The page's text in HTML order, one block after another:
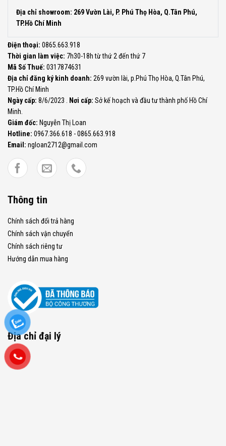
Địa chỉ showroom: 269 Vườn Lài, P. Phú Thọ Hòa, Q.Tân Phú,
TP.Hồ Chí Minh
Điện thoại: 0865.663.918
Thời gian làm việc: 7h30-18h từ thứ 2 đến thứ 7
Mã Số Thuế: 0317874631
Địa chỉ đăng ký kinh doanh: 269 vườn lài, p.Phú Thọ Hòa, Q.Tân Phú,
TP.Hồ Chí Minh
Ngày cấp: 8/6/2023 . Nơi cấp: Sở kế hoạch và đầu tư thành phố Hồ Chí
Minh.
Giám đốc: Nguyễn Thị Loan
Hotline: 0967.366.618 - 0865.663.918
Email: ngloan2712@gmail.com
Thông tin
Chính sách đổi trả hàng
Chính sách vận chuyển
Chính sách riêng tư
Hướng dẫn mua hàng
Địa chỉ đại lý